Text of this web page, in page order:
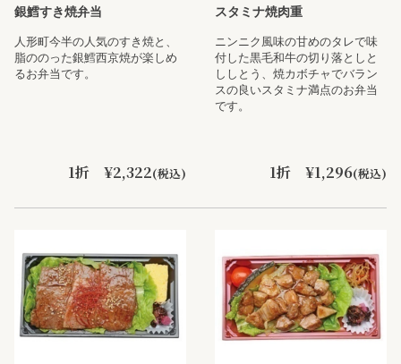
銀鱈すき焼弁当
人形町今半の人気のすき焼と、
脂ののった銀鱈西京焼が楽しめ
るお弁当です。
1折 ¥2,322(税込)
スタミナ焼肉重
ニンニク風味の甘めのタレで味
付した黒毛和牛の切り落としと
ししとう、焼カボチャでバラン
スの良いスタミナ満点のお弁当
です。
1折 ¥1,296(税込)